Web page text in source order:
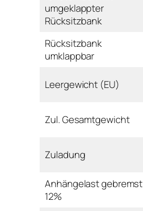
umgeklappter
Rücksitzbank
Rücksitzbank
umklappbar
Leergewicht (EU)
Zul. Gesamtgewicht
Zuladung
Anhängelast gebremst
12%